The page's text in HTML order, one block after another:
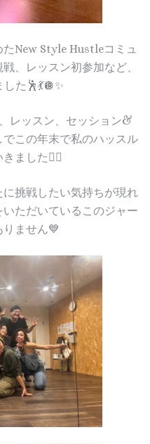
たNew Style Hustleコミュ
、レッスン初参加など、
た🕺💃🪩✨
レッスン、セッション&
この年末で私のハッスル
ました❤️‍🔥
挑戦したい気持ちが現れ
ただいているこのジャー
ません💙